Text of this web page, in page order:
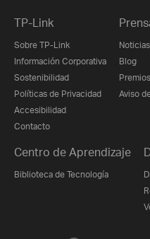
TP-Link
Sobre TP-Link
Información Corporativa
Sostenibilidad
Políticas de Privacidad
Accesibilidad
Contacto
Noticias
Blog
Premios
Aviso
Centro de Aprendizaje
Biblioteca de Tecnología